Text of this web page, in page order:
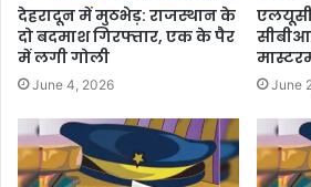
देहरादून में मुठभेड़: राजस्थान के
दो बदमाश गिरफ्तार, एक के पैर
में लगी गोली
June 4, 2026 June